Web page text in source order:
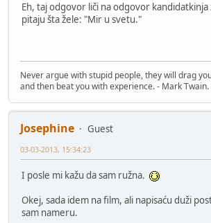
Eh, taj odgovor liči na odgovor kandidatkinja
pitaju šta žele: "Mir u svetu."
Never argue with stupid people, they will drag
and then beat you with experience. - Mark Twain.
Josephine
Guest
03-03-2013, 15:34:23
I posle mi kažu da sam ružna.
Okej, sada idem na film, ali napisaću duži
sam nameru.